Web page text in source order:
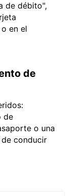
de débito",
en el
de
de
o una
conducir